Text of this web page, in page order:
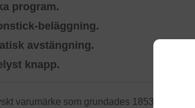
program.
beläggning.
avstängning.
knapp.
varumärke som grundades 1853. De är